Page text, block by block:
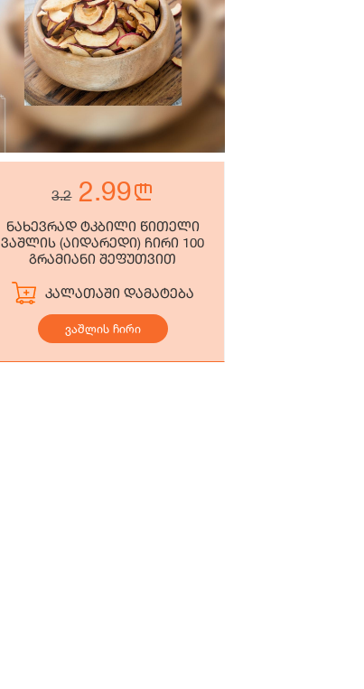
3.22.99n
ნახევრად ტკბილი წითელი
ვაშლის (აიდარედი) ჩირი 100
გრამიანი შეფუთვით
კალათაში დამატება
ვაშლის ჩირი